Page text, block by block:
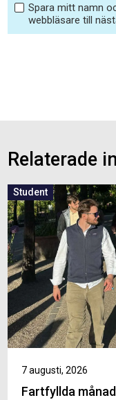
Spara mitt namn
webbläsare till
Relaterade
Student
7 augusti, 2026
Fartfyllda